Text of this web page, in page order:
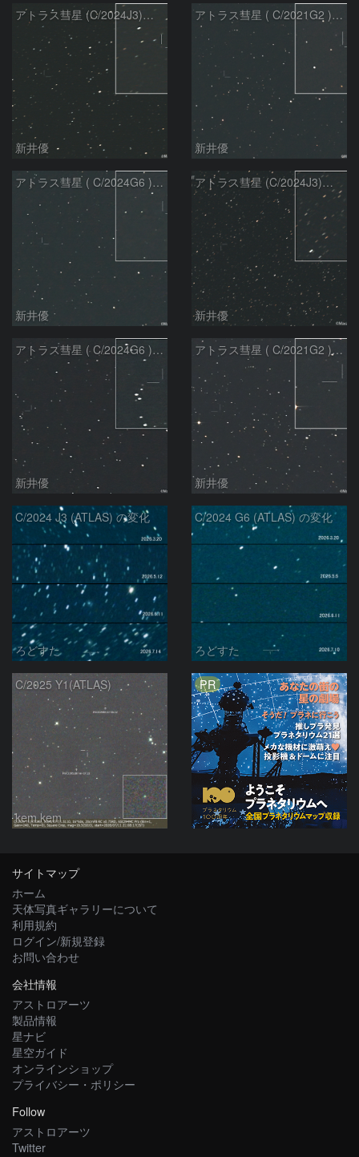
アトラス彗星 (C/2024J3)：2026/07/26
新井優
アトラス彗星 ( C/2021G2 )：2026/07/09
新井優
アトラス彗星 ( C/2024G6 )：2026/07/09
新井優
アトラス彗星 (C/2024J3)：2026/07/09
新井優
アトラス彗星 ( C/2024G6 )：2026/07/08
新井優
アトラス彗星 ( C/2021G2 )：2026/07/08
新井優
C/2024 J3 (ATLAS) の変化
ろどすた
C/2024 G6 (ATLAS) の変化
ろどすた
C/2025 Y1(ATLAS)
kem.kem
PR
サイトマップ
ホーム
天体写真ギャラリーについて
利用規約
ログイン/新規登録
お問い合わせ
会社情報
アストロアーツ
製品情報
星ナビ
星空ガイド
オンラインショップ
プライバシー・ポリシー
Follow
アストロアーツ
Twitter